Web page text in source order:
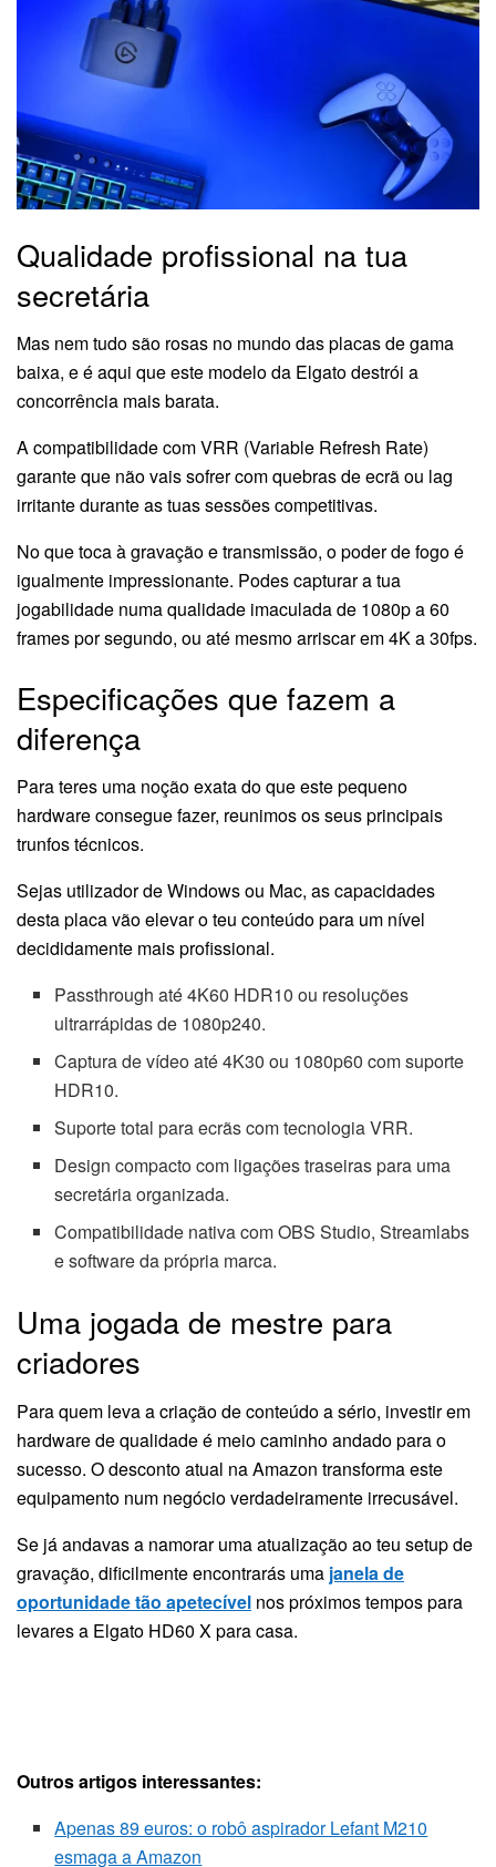
Qualidade profissional na tua
secretária
Mas nem tudo são rosas no mundo das placas de gama
baixa, e é aqui que este modelo da Elgato destrói a
concorrência mais barata.
A compatibilidade com VRR (Variable Refresh Rate)
garante que não vais sofrer com quebras de ecrã ou lag
irritante durante as tuas sessões competitivas.
No que toca à gravação e transmissão, o poder de fogo é
igualmente impressionante. Podes capturar a tua
jogabilidade numa qualidade imaculada de 1080p a 60
frames por segundo, ou até mesmo arriscar em 4K a 30fps.
Especificações que fazem a
diferença
Para teres uma noção exata do que este pequeno
hardware consegue fazer, reunimos os seus principais
trunfos técnicos.
Sejas utilizador de Windows ou Mac, as capacidades
desta placa vão elevar o teu conteúdo para um nível
decididamente mais profissional.
Passthrough até 4K60 HDR10 ou resoluções
ultrarrápidas de 1080p240.
Captura de vídeo até 4K30 ou 1080p60 com suporte
HDR10.
Suporte total para ecrãs com tecnologia VRR.
Design compacto com ligações traseiras para uma
secretária organizada.
Compatibilidade nativa com OBS Studio, Streamlabs
e software da própria marca.
Uma jogada de mestre para
criadores
Para quem leva a criação de conteúdo a sério, investir em
hardware de qualidade é meio caminho andado para o
sucesso. O desconto atual na Amazon transforma este
equipamento num negócio verdadeiramente irrecusável.
Se já andavas a namorar uma atualização ao teu setup de
gravação, dificilmente encontrarás uma janela de
oportunidade tão apetecível nos próximos tempos para
levares a Elgato HD60 X para casa.
Outros artigos interessantes:
Apenas 89 euros: o robô aspirador Lefant M210
esmaga a Amazon